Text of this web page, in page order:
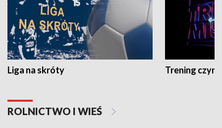
Liga na skróty Trening czyni
ROLNICTWO I WIEŚ